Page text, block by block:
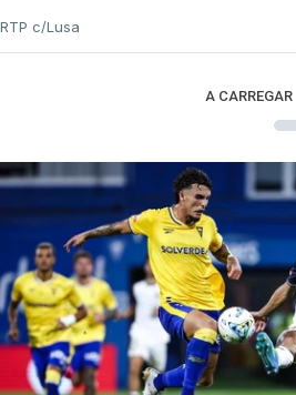
RTP c/Lusa
A CARREGAR